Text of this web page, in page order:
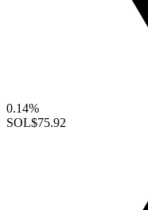
0.14%
SOL$75.92